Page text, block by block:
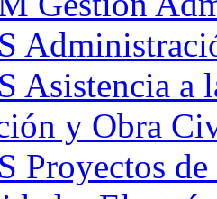
Asistencia a
y Obra
Proyectos